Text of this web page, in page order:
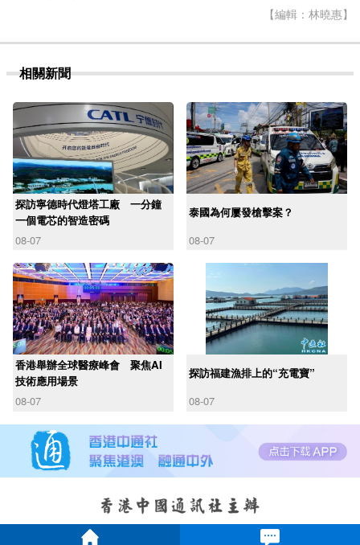
【編輯：林曉惠】
相關新聞
探訪寧德時代燈塔工廠 一分鐘
一個電芯的智造密碼
08-07
泰國為何屢發槍擊案？
08-07
香港舉辦全球醫療峰會 聚焦AI
技術應用場景
08-07
探訪福建漁排上的“充電寶”
08-07